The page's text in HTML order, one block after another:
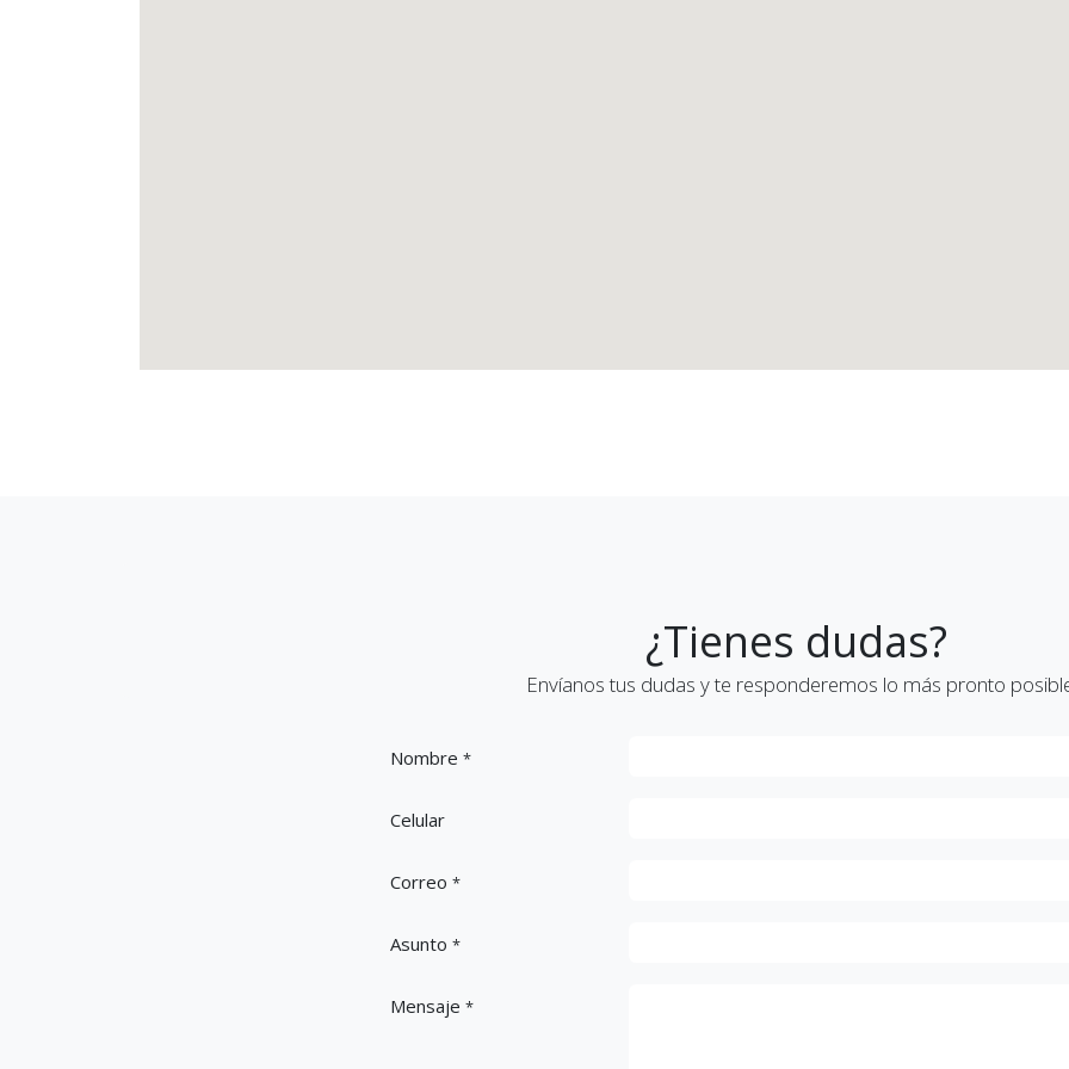
¿Tienes dudas?
Envíanos tus dudas y te responderemos lo más pronto
Nombre *
Celular
Correo *
Asunto *
Mensaje *